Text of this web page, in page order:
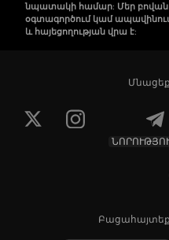
նպատակի համար: Մեր
օգտագործում կամ
և հայեցողության վրա է: